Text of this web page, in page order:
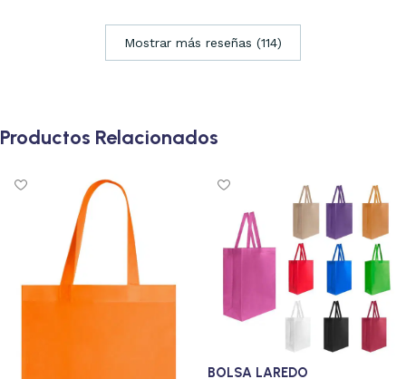
Mostrar más reseñas (114)
Productos Relacionados
BOLSA LAREDO